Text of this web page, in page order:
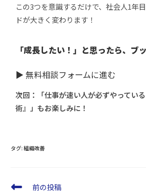
この3つを意識するだけで、社会人1年
ドが大きく変わります！
「成長したい！」と思ったら、ブ
▶無料相談フォームに進む
次回：「仕事が速い人が必ずやってい
術』」もお楽しみに！
タグ:組織改善
前の投稿